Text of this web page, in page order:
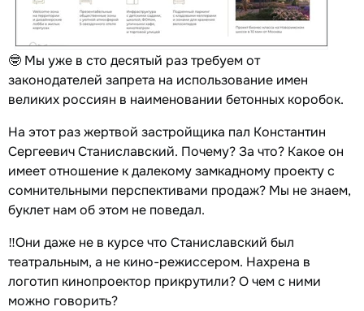
🤓 Мы уже в сто десятый раз требуем от
законодателей запрета на использование имен
великих россиян в наименовании бетонных коробок.
На этот раз жертвой застройщика пал Константин
Сергеевич Станиславский. Почему? За что? Какое он
имеет отношение к далекому замкадному проекту с
сомнительными перспективами продаж? Мы не знаем,
буклет нам об этом не поведал.
‼️Они даже не в курсе что Станиславский был
театральным, а не кино-режиссером. Нахрена в
логотип кинопроектор прикрутили? О чем с ними
можно говорить?